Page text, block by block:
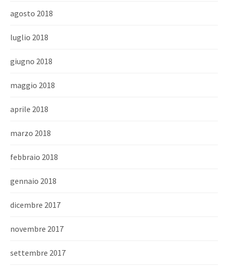
agosto 2018
luglio 2018
giugno 2018
maggio 2018
aprile 2018
marzo 2018
febbraio 2018
gennaio 2018
dicembre 2017
novembre 2017
settembre 2017